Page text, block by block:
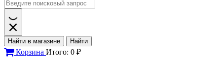
Найти в магазине Найти
Корзина Итого: 0 ₽